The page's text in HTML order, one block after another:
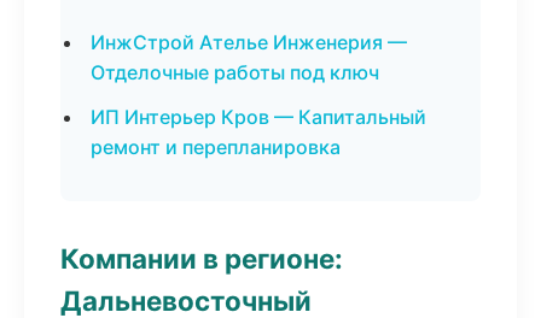
ИнжСтрой Ателье Инженерия —
Отделочные работы под ключ
ИП Интерьер Кров — Капитальный
ремонт и перепланировка
Компании в регионе:
Дальневосточный